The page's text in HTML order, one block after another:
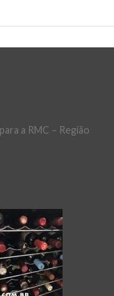
a RMC – Região